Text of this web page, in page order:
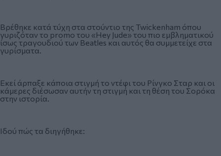
Βρέθηκε κατά τύχη στα στούντιο της Twickenham όπου
γυριζόταν το promo του «Hey Jude» του πιο εμβληματικού
ίσως τραγουδιού των Beatles και αυτός θα συμμετείχε στα
γυρίσματα.
Εκεί άρπαξε κάποια στιγμή το ντέφι του Ρίνγκο Σταρ και οι
κάμερες διέσωσαν αυτήν τη στιγμή και τη θέση του Σορόκα
στην ιστορία.
Ιδού πώς τα διηγήθηκε: